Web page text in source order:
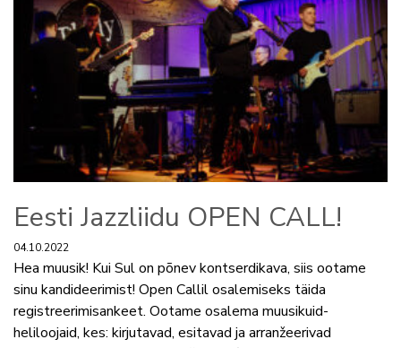
Eesti Jazzliidu OPEN CALL!
04.10.2022
Hea muusik! Kui Sul on põnev kontserdikava, siis ootame
sinu kandideerimist! Open Callil osalemiseks täida
registreerimisankeet. Ootame osalema muusikuid-
heliloojaid, kes: kirjutavad, esitavad ja arranžeerivad